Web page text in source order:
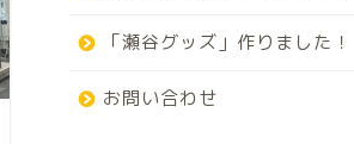
「瀬谷グッズ」作りました！
お問い合わせ